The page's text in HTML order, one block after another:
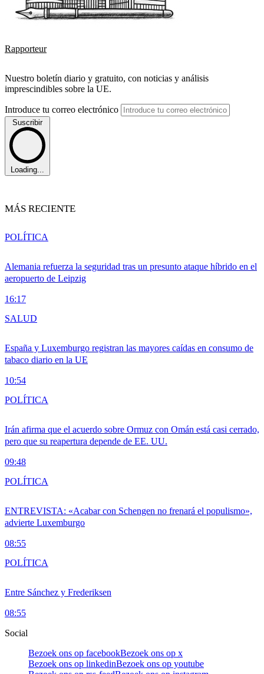
Rapporteur
Nuestro boletín diario y gratuito, con noticias y análisis
imprescindibles sobre la UE.
Introduce tu correo electrónico
Suscribir
Loading...
MÁS RECIENTE
Alemania refuerza la seguridad tras un presunto ataque híbrido en el
aeropuerto de Leipzig
16:17
POLÍTICA
España y Luxemburgo registran las mayores caídas en consumo de
tabaco diario en la UE
10:54
SALUD
Irán afirma que el acuerdo sobre Ormuz con Omán está casi cerrado,
pero que su reapertura depende de EE. UU.
09:48
POLÍTICA
ENTREVISTA: «Acabar con Schengen no frenará el populismo»,
advierte Luxemburgo
08:55
POLÍTICA
Entre Sánchez y Frederiksen
08:55
POLÍTICA
Social
Bezoek ons op facebookBezoek ons op x
Bezoek ons op linkedinBezoek ons op youtube